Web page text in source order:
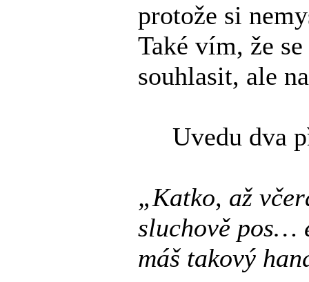
protože si
Také vím, že
souhlasit, ale
Uvedu dva
„Katko, až
sluchově pos…
máš takový